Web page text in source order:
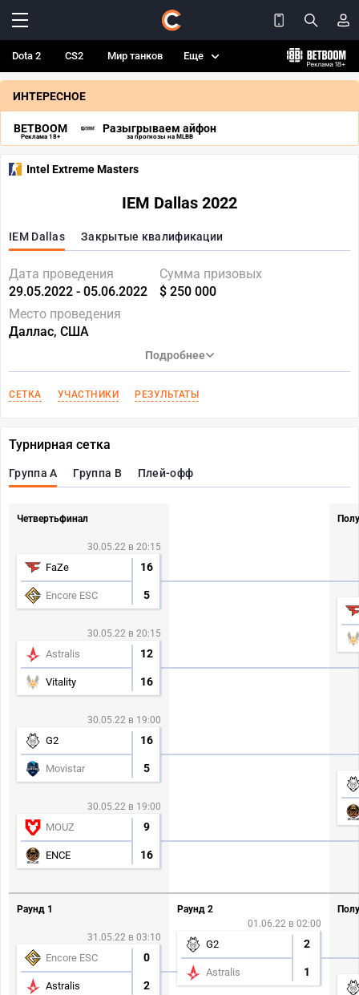
Dota 2 CS2 Мир танков Еще
ИНТЕРЕСНОЕ
BETBOOM
Реклама 18+
Разыгрываем айфон
за прогнозы на MLBB
Intel Extreme Masters
IEM Dallas 2022
IEM Dallas Закрытые квалификации
Дата проведения
29.05.2022 - 05.06.2022
Сумма призовых
$ 250 000
Место проведения
Даллас, США
Подробнее
СЕТКА УЧАСТНИКИ РЕЗУЛЬТАТЫ
Турнирная сетка
Группа A Группа B Плей-офф
Четвертьфинал
30.05.22 в 20:15
FaZe 16
Encore ESC 5
30.05.22 в 20:15
Astralis 12
Vitality 16
30.05.22 в 19:00
G2 16
Movistar 5
30.05.22 в 19:00
MOUZ 9
ENCE 16
Раунд 1
31.05.22 в 03:10
Encore ESC 0
Astralis 2
Раунд 2
01.06.22 в 02:00
G2 2
Astralis 1